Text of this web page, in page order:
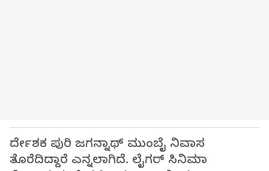
ರ್ದೇಶಕ ಪುರಿ ಜಗನ್ನಾಥ್ ಮುಂಬೈ ನಿವಾಸ
ತೊರೆದಿದ್ದಾರೆ ಎನ್ನಲಾಗಿದೆ. ಲೈಗರ್ ಸಿನಿಮಾ